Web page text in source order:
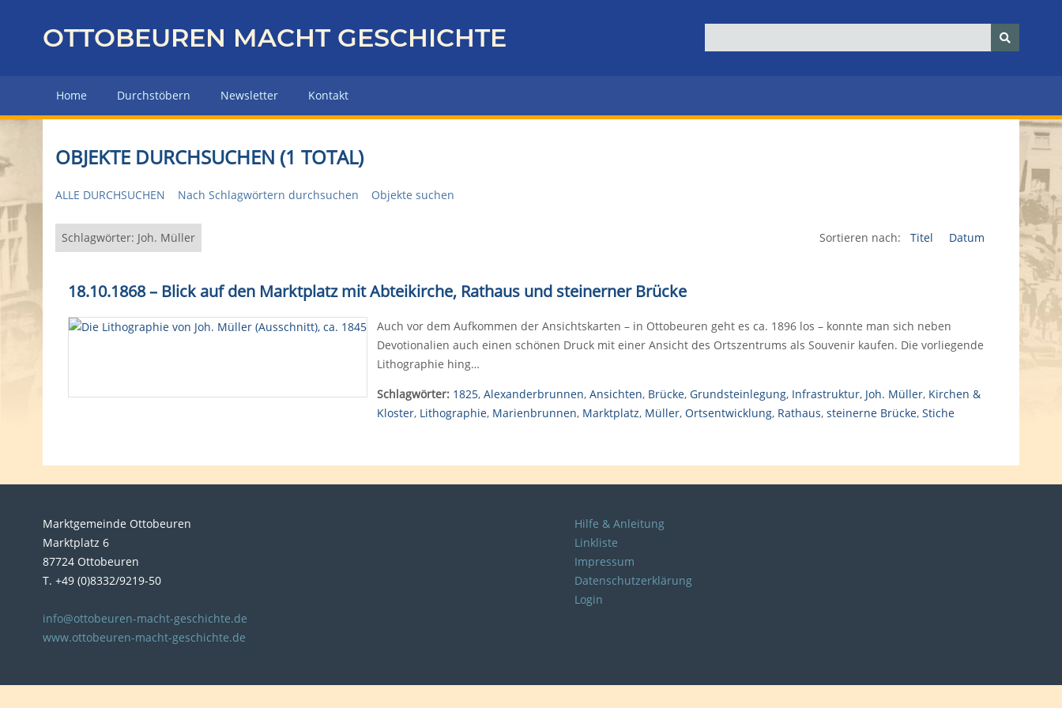
z
r
H
u
p
e
OTTOBEUREN MACHT GESCHICHTE
Home Durchstöbern Newsletter Kontakt
OBJEKTE DURCHSUCHEN (1 TOTAL)
ALLE DURCHSUCHEN Nach Schlagwörtern durchsuchen Objekte suchen
Schlagwörter: Joh. Müller Sortieren nach: Titel Datum
18.10.1868 – Blick auf den Marktplatz mit Abteikirche, Rathaus und steinerner Brücke
Auch vor dem Aufkommen der Ansichtskarten – in Ottobeuren geht es ca. 1896 los – konnte man sich neben
Devotionalien auch einen schönen Druck mit einer Ansicht des Ortszentrums als Souvenir kaufen. Die vorliegende
Lithographie hing…
Schlagwörter: 1825, Alexanderbrunnen, Ansichten, Brücke, Grundsteinlegung, Infrastruktur, Joh. Müller, Kirchen &
Kloster, Lithographie, Marienbrunnen, Marktplatz, Müller, Ortsentwicklung, Rathaus, steinerne Brücke, Stiche
Marktgemeinde Ottobeuren
Marktplatz 6
87724 Ottobeuren
T. +49 (0)8332/9219-50
info@ottobeuren-macht-geschichte.de
www.ottobeuren-macht-geschichte.de
Hilfe & Anleitung
Linkliste
Impressum
Datenschutzerklärung
Login